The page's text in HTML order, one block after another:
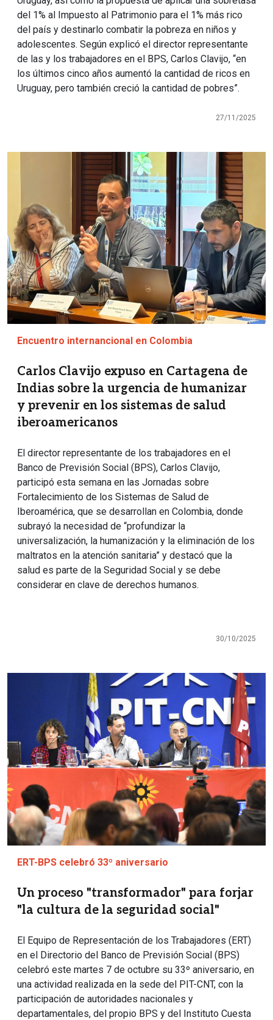
del 1% al Impuesto al Patrimonio para el 1% más rico
del país y destinarlo combatir la pobreza en niños y
adolescentes. Según explicó el director representante
de las y los trabajadores en el BPS, Carlos Clavijo, “en
los últimos cinco años aumentó la cantidad de ricos en
Uruguay, pero también creció la cantidad de pobres”.
27/11/2025
Encuentro internancional en Colombia
Carlos Clavijo expuso en Cartagena de
Indias sobre la urgencia de humanizar
y prevenir en los sistemas de salud
iberoamericanos
El director representante de los trabajadores en el
Banco de Previsión Social (BPS), Carlos Clavijo,
participó esta semana en las Jornadas sobre
Fortalecimiento de los Sistemas de Salud de
Iberoamérica, que se desarrollan en Colombia, donde
subrayó la necesidad de “profundizar la
universalización, la humanización y la eliminación de los
maltratos en la atención sanitaria” y destacó que la
salud es parte de la Seguridad Social y se debe
considerar en clave de derechos humanos.
30/10/2025
ERT-BPS celebró 33º aniversario
Un proceso "transformador" para forjar
"la cultura de la seguridad social"
El Equipo de Representación de los Trabajadores (ERT)
en el Directorio del Banco de Previsión Social (BPS)
celebró este martes 7 de octubre su 33º aniversario, en
una actividad realizada en la sede del PIT-CNT, con la
participación de autoridades nacionales y
departamentales, del propio BPS y del Instituto Cuesta